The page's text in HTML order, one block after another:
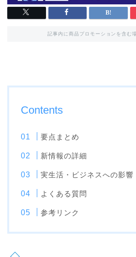
記事内に商品プロモーションを含む
Contents
要点まとめ
新情報の詳細
実生活・ビジネスへの影響
よくある質問
参考リンク